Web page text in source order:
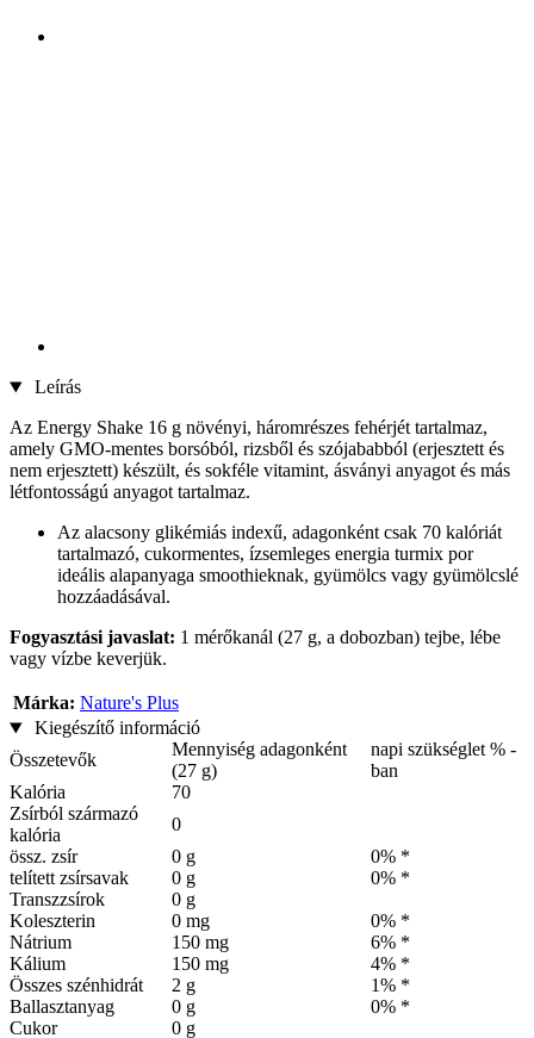
Leírás
Az Energy Shake 16 g növényi, háromrészes fehérjét tartalmaz,
amely GMO-mentes borsóból, rizsből és szójababból (erjesztett és
nem erjesztett) készült, és sokféle vitamint, ásványi anyagot és más
létfontosságú anyagot tartalmaz.
Az alacsony glikémiás indexű, adagonként csak 70 kalóriát
tartalmazó, cukormentes, ízsemleges energia turmix por
ideális alapanyaga smoothieknak, gyümölcs vagy gyümölcslé
hozzáadásával.
Fogyasztási javaslat: 1 mérőkanál (27 g, a dobozban) tejbe, lébe
vagy vízbe keverjük.
Márka: Nature's Plus
Kiegészítő információ
Összetevők
Mennyiség adagonként
(27 g)
napi szükséglet % -
ban
Kalória
70
Zsírból származó
kalória
0
össz. zsír
0 g
0% *
telített zsírsavak
0 g
0% *
Transzzsírok
0 g
Koleszterin
0 mg
0% *
Nátrium
150 mg
6% *
Kálium
150 mg
4% *
Összes szénhidrát
2 g
1% *
Ballasztanyag
0 g
0% *
Cukor
0 g